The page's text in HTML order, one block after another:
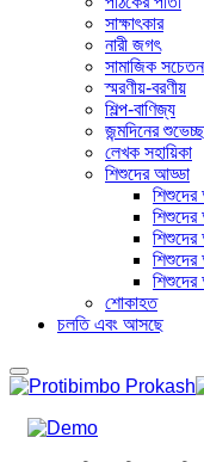
সাক্ষাৎকার
নারী জগৎ
সামাজিক
স্মরণীয়-বরণীয়
শিল্প-বাণিজ্য
জন্মদিনের
লেখক সহায়িকা
শিশুদের আড্ডা
শোকাহত
চলতি এবং আসছে